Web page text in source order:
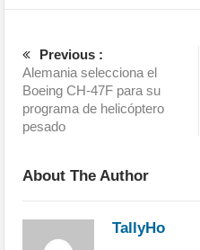
Previous :
Alemania selecciona el
Boeing CH-47F para su
programa de helicóptero
pesado
About The Author
TallyHo